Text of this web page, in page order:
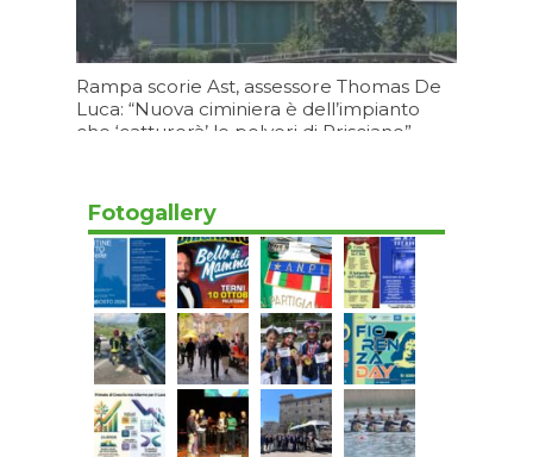
Rampa scorie Ast, assessore Thomas De
Luca: “Nuova ciminiera è dell’impianto
che ‘catturerà’ le polveri di Prisciano”
Fotogallery